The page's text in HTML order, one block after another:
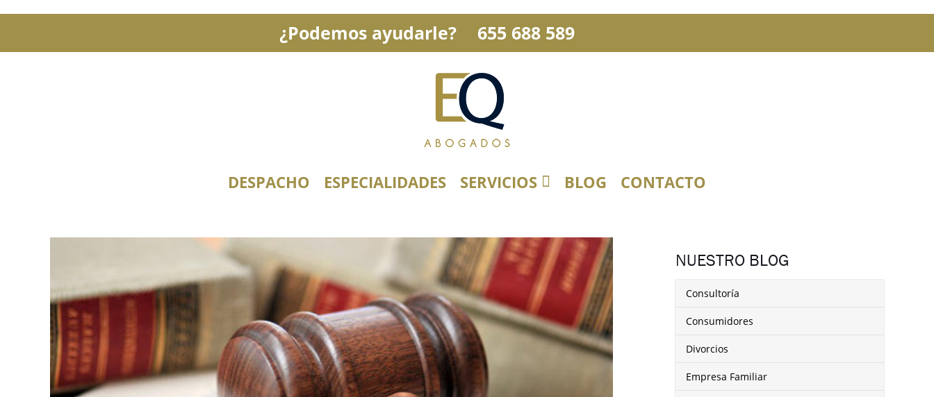
¿Podemos ayudarle? 655 688 589
DESPACHO ESPECIALIDADES SERVICIOS BLOG CONTACTO
NUESTRO BLOG
Consultoría
Consumidores
Divorcios
Empresa Familiar